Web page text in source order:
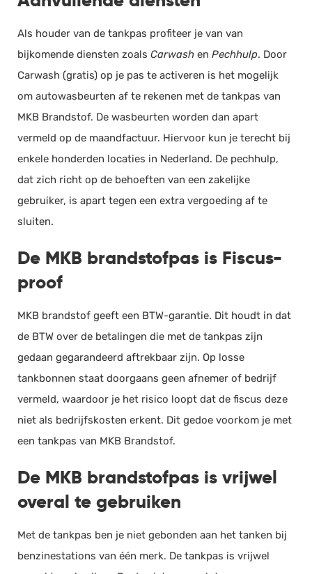
Als houder van de tankpas profiteer je van van
bijkomende diensten zoals Carwash en Pechhulp. Door
Carwash (gratis) op je pas te activeren is het mogelijk
om autowasbeurten af te rekenen met de tankpas van
MKB Brandstof. De wasbeurten worden dan apart
vermeld op de maandfactuur. Hiervoor kun je terecht bij
enkele honderden locaties in Nederland. De pechhulp,
dat zich richt op de behoeften van een zakelijke
gebruiker, is apart tegen een extra vergoeding af te
sluiten.
De MKB brandstofpas is Fiscus-
proof
MKB brandstof geeft een BTW-garantie. Dit houdt in dat
de BTW over de betalingen die met de tankpas zijn
gedaan gegarandeerd aftrekbaar zijn. Op losse
tankbonnen staat doorgaans geen afnemer of bedrijf
vermeld, waardoor je het risico loopt dat de fiscus deze
niet als bedrijfskosten erkent. Dit gedoe voorkom je met
een tankpas van MKB Brandstof.
De MKB brandstofpas is vrijwel
overal te gebruiken
Met de tankpas ben je niet gebonden aan het tanken bij
benzinestations van één merk. De tankpas is vrijwel